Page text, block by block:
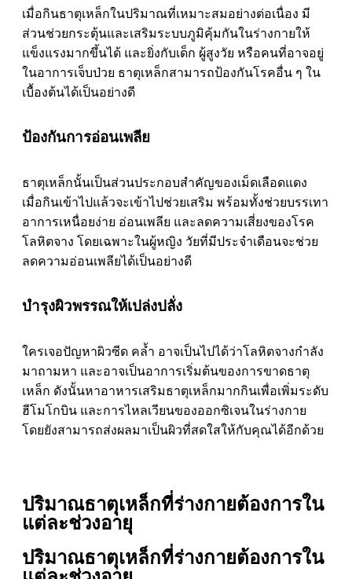
เมื่อกินธาตุเหล็กในปริมาณที่เหมาะสมอย่างต่อเนื่อง มี
ส่วนช่วยกระตุ้นและเสริมระบบภูมิคุ้มกันในร่างกายให้
แข็งแรงมากขึ้นได้ และยิ่งกับเด็ก ผู้สูงวัย หรือคนที่อาจอยู่
ในอาการเจ็บป่วย ธาตุเหล็กสามารถป้องกันโรคอื่น ๆ ใน
เบื้องต้นได้เป็นอย่างดี
ป้องกันการอ่อนเพลีย
ธาตุเหล็กนั้นเป็นส่วนประกอบสำคัญของเม็ดเลือดแดง
เมื่อกินเข้าไปแล้วจะเข้าไปช่วยเสริม พร้อมทั้งช่วยบรรเทา
อาการเหนื่อยง่าย อ่อนเพลีย และลดความเสี่ยงของโรค
โลหิตจาง โดยเฉพาะในผู้หญิง วัยที่มีประจำเดือนจะช่วย
ลดความอ่อนเพลียได้เป็นอย่างดี
บำรุงผิวพรรณให้เปล่งปลั่ง
ใครเจอปัญหาผิวซีด คล้ำ อาจเป็นไปได้ว่าโลหิตจางกำลัง
มาถามหา และอาจเป็นอาการเริ่มต้นของการขาดธาตุ
เหล็ก ดังนั้นหาอาหารเสริมธาตุเหล็กมากกินเพื่อเพิ่มระดับ
ฮีโมโกบิน และการไหลเวียนของออกซิเจนในร่างกาย
โดยยังสามารถส่งผลมาเป็นผิวที่สดใสให้กับคุณได้อีกด้วย
ปริมาณธาตุเหล็กที่ร่างกายต้องการใน
แต่ละช่วงอายุ
ปริมาณธาตุเหล็กที่ร่างกายต้องการใน